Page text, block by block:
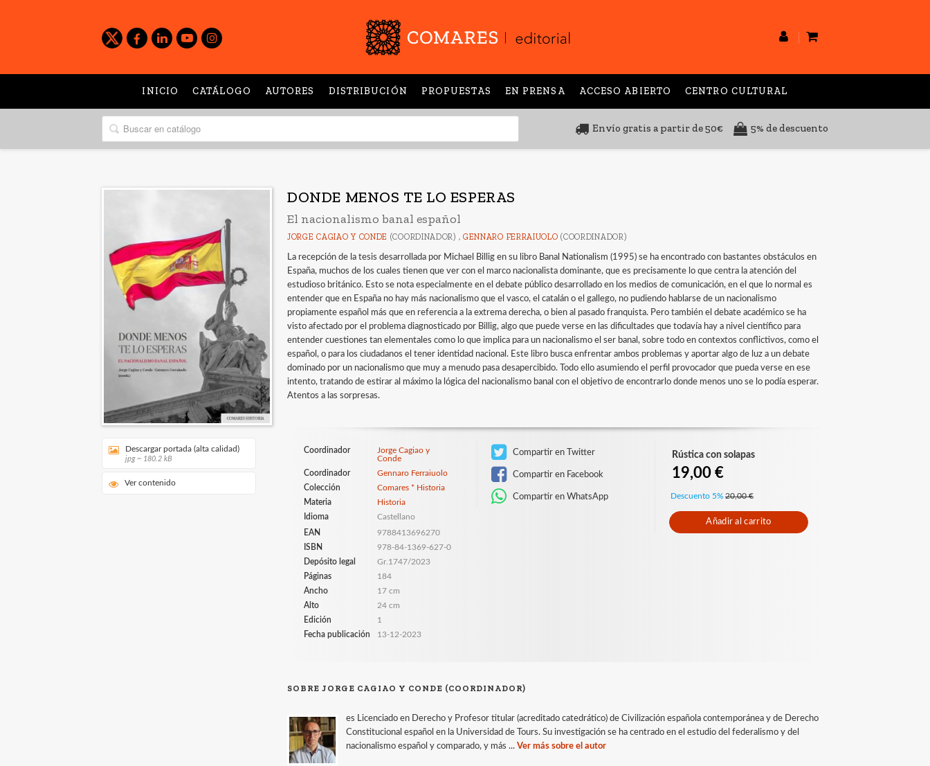
INICIO CATÁLOGO AUTORES DISTRIBUCIÓN PROPUESTAS EN PRENSA ACCESO ABIERTO CENTRO CULTURAL
Envío gratis a partir de 50€ 5% de descuento
Descargar portada (alta calidad)
jpg ~ 180.2 kB
Ver contenido
DONDE MENOS TE LO ESPERAS
El nacionalismo banal español
JORGE CAGIAO Y CONDE (COORDINADOR) , GENNARO FERRAIUOLO (COORDINADOR)
La recepción de la tesis desarrollada por Michael Billig en su libro Banal Nationalism (1995) se ha encontrado con bastantes obstáculos en
España, muchos de los cuales tienen que ver con el marco nacionalista dominante, que es precisamente lo que centra la atención del
estudioso británico. Esto se nota especialmente en el debate público desarrollado en los medios de comunicación, en el que lo normal es
entender que en España no hay más nacionalismo que el vasco, el catalán o el gallego, no pudiendo hablarse de un nacionalismo
propiamente español más que en referencia a la extrema derecha, o bien al pasado franquista. Pero también el debate académico se ha
visto afectado por el problema diagnosticado por Billig, algo que puede verse en las dificultades que todavía hay a nivel científico para
entender cuestiones tan elementales como lo que implica para un nacionalismo el ser banal, sobre todo en contextos conflictivos, como el
español, o para los ciudadanos el tener identidad nacional. Este libro busca enfrentar ambos problemas y aportar algo de luz a un debate
dominado por un nacionalismo que muy a menudo pasa desapercibido. Todo ello asumiendo el perfil provocador que pueda verse en ese
intento, tratando de estirar al máximo la lógica del nacionalismo banal con el objetivo de encontrarlo donde menos uno se lo podía esperar.
Atentos a las sorpresas.
Coordinador
Jorge Cagiao y
Conde
Coordinador
Gennaro Ferraiuolo
Colección
Comares * Historia
Materia
Historia
Idioma
Castellano
EAN
9788413696270
ISBN
978-84-1369-627-0
Depósito legal
Gr.1747/2023
Páginas
184
Ancho
17 cm
Alto
24 cm
Edición
1
Fecha publicación
13-12-2023
Compartir en Twitter
Compartir en Facebook
Compartir en WhatsApp
Rústica con solapas
19,00 €
Descuento 5% 20,00 €
Añadir al carrito
SOBRE JORGE CAGIAO Y CONDE (COORDINADOR)
es Licenciado en Derecho y Profesor titular (acreditado catedrático) de Civilización española contemporánea y de Derecho
Constitucional español en la Universidad de Tours. Su investigación se ha centrado en el estudio del federalismo y del
nacionalismo español y comparado, y más ...Ver más sobre el autor